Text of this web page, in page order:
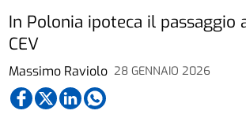
Massimo Raviolo 28 GENNAIO 2026
In Polonia ipoteca il passaggio
CEV